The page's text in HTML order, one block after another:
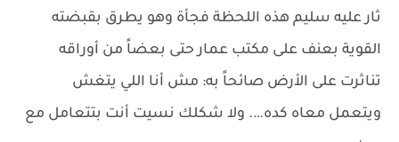
ثار عليه سليم هذه اللحظة فجأة وهو يطرق بقبضته
القوية بعنف على مكتب عمار حتى بعضاً من أوراقه
تناثرت على الأرض صائحاً به: مش أنا اللي يتغش
ويتعمل معاه كده…. ولا شكلك نسيت أنت بتتعامل مع